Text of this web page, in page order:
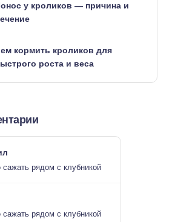
у кроликов — причина и
кормить кроликов для
роста и веса
рядом с клубникой
рядом с клубникой